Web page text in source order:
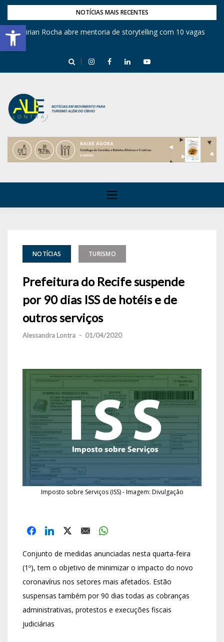
Barra de Ferramentas Aberta
NOTÍCIAS MAIS RECENTES
Mirian Rocha abre mentoria de storytelling com 10 vagas
NOTÍCIAS TURISMO
Prefeitura do Recife suspende
por 90 dias ISS de hotéis e de
outros serviços
Alessandra Lontra - 01/04/2020
Imposto sobre Serviços (ISS) - Imagem: Divulgação
Conjunto de medidas anunciadas nesta quarta-feira
(1º), tem o objetivo de minimizar o impacto do novo
coronavírus nos setores mais afetados. Estão
suspensas também por 90 dias todas as cobranças
administrativas, protestos e execuções fiscais
judiciárias